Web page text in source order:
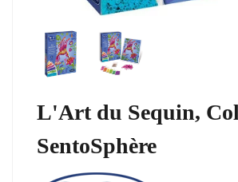
L'Art du Sequin,
SentoSphère